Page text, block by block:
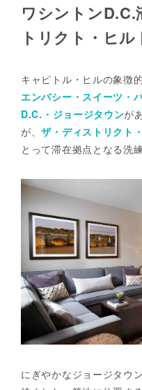
ワシントンD.C.
トリクト・ヒ
キャピトル・ヒルの象徴
エンバシー・スイーツ・
D.C.・ジョージタウンが
が、ザ・ディストリクト
とって滞在拠点となる洗
にぎやかなジョージタウ